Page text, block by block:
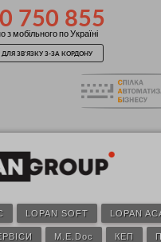
750 855
з мобільного по Україні
ДЛЯ ЗВ'ЯЗКУ З-ЗА КОРДОНУ
LOPAN SOFT LOPAN
M.E.Doc КЕП